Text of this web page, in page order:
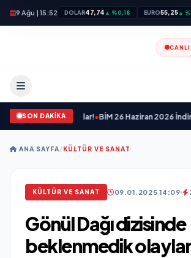
9 Ağu | 15:52 DOLAR47,74 ▲ %0,18 EURO55,25▲
CANLI
SON DAKİKA
Kesen Fırsatlar! BİM 26 Haziran 2026 İndirim
ANA SAYFA/KÜLTÜR VE SANAT
KÜLTÜR VE SANAT 09.01.2025 14:09
Gönül Dağı dizisinde
beklenmedik